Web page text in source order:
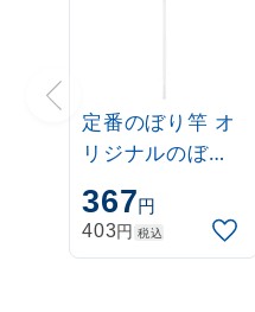
定番のぼり竿 オ
リジナルのぼり
ポール 1.6～3m
伸縮式 白
(30537***)
367円
403円 税込